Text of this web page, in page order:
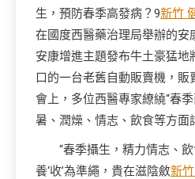
生，預防春季高發病？9新竹
在國度西醫藥治理局舉辦的安
安康增進主題發布牛土豪猛地
口的一台老舊自動販賣機，販
會上，多位西醫專家繚繞“春
暑、潤燥、情志、飲食等方面
“春季攝生，精力情志、
養‘收’為準繩，貴在滋陰斂新